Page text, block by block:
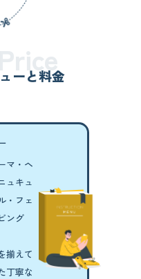
ーと料金
マ・ ヘ
ュキュ
・ フェ
ング
揃えて
丁寧な